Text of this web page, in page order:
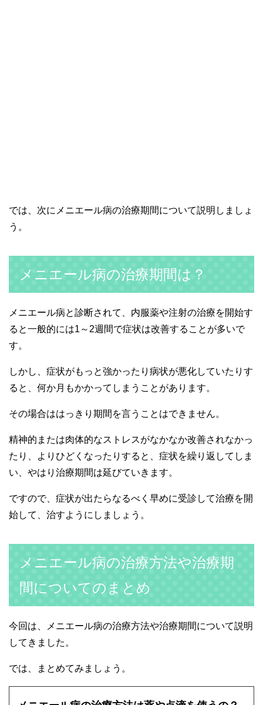
では、次にメニエール病の治療期間について説明しましょ
う。
メニエール病の治療期間は？
メニエール病と診断されて、内服薬や注射の治療を開始す
ると一般的には1～2週間で症状は改善することが多いで
す。
しかし、症状がもっと強かったり病状が悪化していたりす
ると、何か月もかかってしまうことがあります。
その場合ははっきり期間を言うことはできません。
精神的または肉体的なストレスがなかなか改善されなかっ
たり、よりひどくなったりすると、症状を繰り返してしま
い、やはり治療期間は延びていきます。
ですので、症状が出たらなるべく早めに受診して治療を開
始して、治すようにしましょう。
メニエール病の治療方法や治療期
間についてのまとめ
今回は、メニエール病の治療方法や治療期間について説明
してきました。
では、まとめてみましょう。